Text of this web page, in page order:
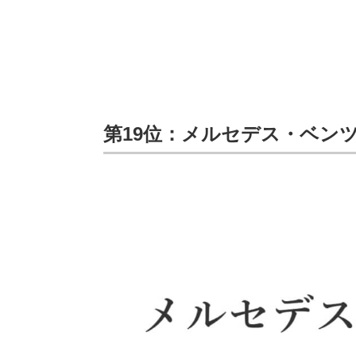
第19位：メルセデス・ベン